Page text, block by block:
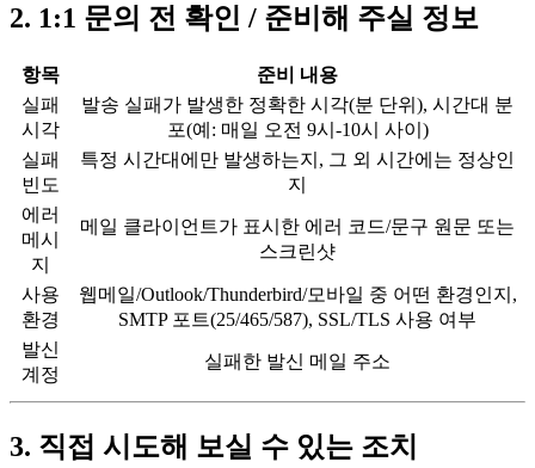
2. 1:1 문의 전 확인 / 준비해 주실 정보
항목
준비 내용
실패
시각
발송 실패가 발생한 정확한 시각(분 단위), 시간대 분
포(예: 매일 오전 9시-10시 사이)
실패
빈도
특정 시간대에만 발생하는지, 그 외 시간에는 정상인
지
에러
메시
지
메일 클라이언트가 표시한 에러 코드/문구 원문 또는
스크린샷
사용
환경
웹메일/Outlook/Thunderbird/모바일 중 어떤 환경인지,
SMTP 포트(25/465/587), SSL/TLS 사용 여부
발신
계정
실패한 발신 메일 주소
3. 직접 시도해 보실 수 있는 조치